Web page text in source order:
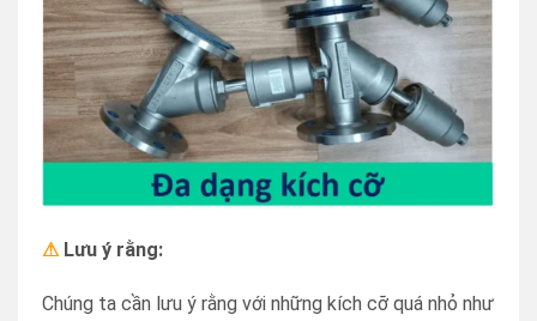
⚠ Lưu ý rằng:
Chúng ta cần lưu ý rằng với những kích cỡ quá nhỏ như